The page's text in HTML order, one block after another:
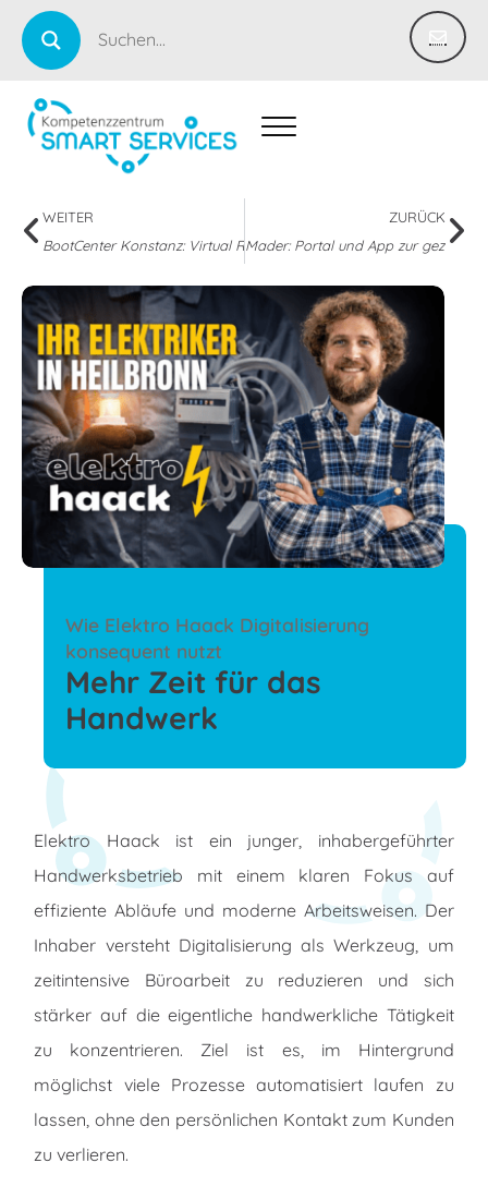
WEITER
BootCenter Konstanz: Virtual Reality nimmt Interessenten mit an
ZURÜCK
Mader: Portal und App zur gezielten
Mehr Zeit für das
Handwerk
Wie Elektro Haack Digitalisierung
konsequent nutzt
Elektro Haack ist ein junger, inhabergeführter
Handwerksbetrieb mit einem klaren Fokus auf
effiziente Abläufe und moderne Arbeitsweisen. Der
Inhaber versteht Digitalisierung als Werkzeug, um
zeitintensive Büroarbeit zu reduzieren und sich
stärker auf die eigentliche handwerkliche Tätigkeit
zu konzentrieren. Ziel ist es, im Hintergrund
möglichst viele Prozesse automatisiert laufen zu
lassen, ohne den persönlichen Kontakt zum Kunden
zu verlieren.